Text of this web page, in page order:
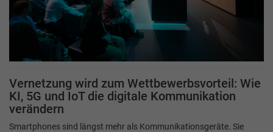
Vernetzung wird zum Wettbewerbsvorteil: Wie
KI, 5G und IoT die digitale Kommunikation
verändern
Smartphones sind längst mehr als Kommunikationsgeräte. Sie